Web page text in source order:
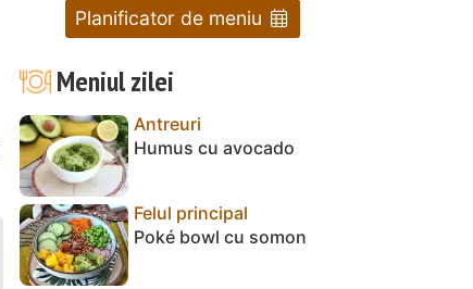
Planificator de meniu
Meniul zilei
Antreuri
Humus cu avocado
Felul principal
Poké bowl cu somon